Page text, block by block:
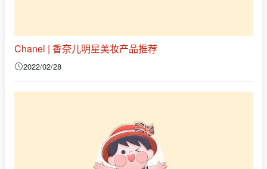
Chanel | 香奈儿明星美妆产品推荐
2022/02/28